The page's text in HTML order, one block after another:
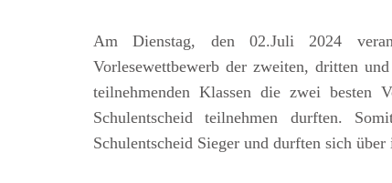
Am Dienstag, den 02.Juli 2024
Vorlesewettbewerb der zweiten, dritten
teilnehmenden Klassen die zwei besten
Schulentscheid teilnehmen durften.
Schulentscheid Sieger und durften sich